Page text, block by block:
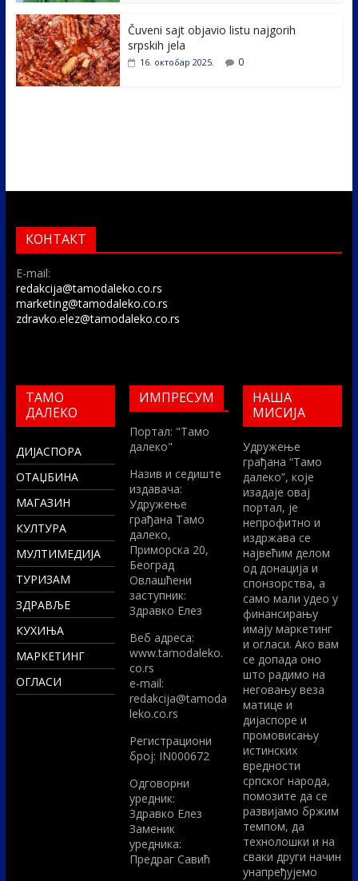
Čuveni sajt objavio listu najgorih
srpskih jela
16. октобар 2025. 0
КОНТАКТ
E-mail:
redakcija@tamodaleko.co.rs
marketing@tamodaleko.co.rs
zdravko.elez@tamodaleko.co.rs
ТАМО
ДАЛЕКО
ДИЈАСПОРА
ОТАЏБИНА
МАГАЗИН
КУЛТУРА
МУЛТИМЕДИЈА
ТУРИЗАМ
ЗДРАВЉЕ
КУХИЊА
МАРКЕТИНГ
ОГЛАСИ
ИМПРЕСУМ
Портал: "Тамо
далеко"
Назив и седиште
издавача:
Удружење
грађана Тамо
далеко,
Приморска 20,
Београд
Овлашћени
заступник:
Здравко Елез
Вeб адреса:
www.tamodaleko.
co.rs
e-mail:
redakcija@tamoda
leko.co.rs
Регистрациони
број: IN000672
Одговорни
уредник:
Здравко Елез
Заменик
уредника:
Предраг Савић
НАША
МИСИЈА
Удружење
грађана “Тамо
далеко”, које
изадаје овај
портал, је
непрофитно и
издржава се
највећим делом
од донација и
спонзорства, а
само мали удео у
финансирању
имају маркетинг
и огласи. Ако вам
се допада оно
што радимо на
неговању веза
матице и
дијаспоре и
промовисању
истинских
вредности
српског народа,
помозите да се
развијамо бржим
темпом, да
технолошки и на
сваки други начин
унапређујемо